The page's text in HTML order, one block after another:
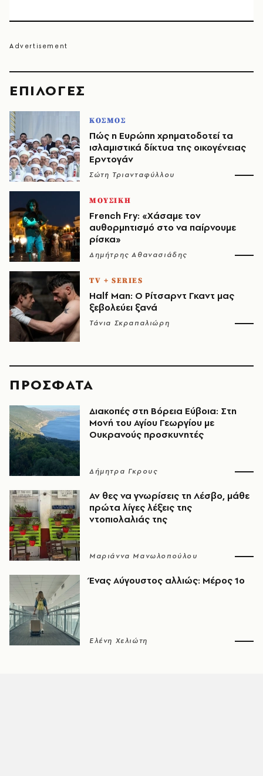
EΠΙΛΟΓΈΣ
ΚΟΣΜΟΣ
Πώς η Ευρώπη χρηματοδοτεί τα
ισλαμιστικά δίκτυα της οικογένειας
Ερντογάν
Σώτη Τριανταφύλλου
ΜΟΥΣΙΚΗ
French Fry: «Χάσαμε τον
αυθορμητισμό στο να παίρνουμε
ρίσκα»
Δημήτρης Αθανασιάδης
TV + SERIES
Half Man: Ο Ρίτσαρντ Γκαντ μας
ξεβολεύει ξανά
Τάνια Σκραπαλιώρη
ΠΡΟΣΦΑΤΑ
Διακοπές στη Βόρεια Εύβοια: Στη
Μονή του Αγίου Γεωργίου με
Ουκρανούς προσκυνητές
Δήμητρα Γκρους
Αν θες να γνωρίσεις τη Λέσβο, μάθε
πρώτα λίγες λέξεις της
ντοπιολαλιάς της
Μαριάννα Μανωλοπούλου
Ένας Αύγουστος αλλιώς: Μέρος 1ο
Ελένη Χελιώτη